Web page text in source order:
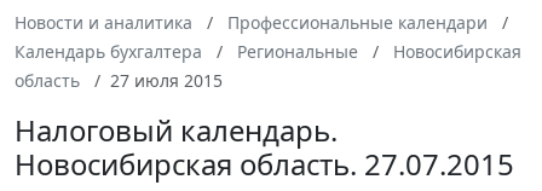
Новости и аналитика
Профессиональные календари
Календарь бухгалтера
Региональные
Новосибирская
область
27 июля 2015
Налоговый календарь.
Новосибирская область. 27.07.2015